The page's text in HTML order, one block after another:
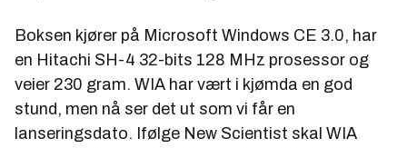
Boksen kjører på Microsoft Windows CE 3.0, har
en Hitachi SH-4 32-bits 128 MHz prosessor og
veier 230 gram. WIA har vært i kjømda en god
stund, men nå ser det ut som vi får en
lanseringsdato. Ifølge New Scientist skal WIA